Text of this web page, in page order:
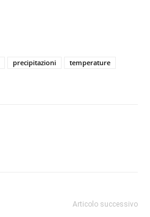
precipitazioni
temperature
Articolo successivo